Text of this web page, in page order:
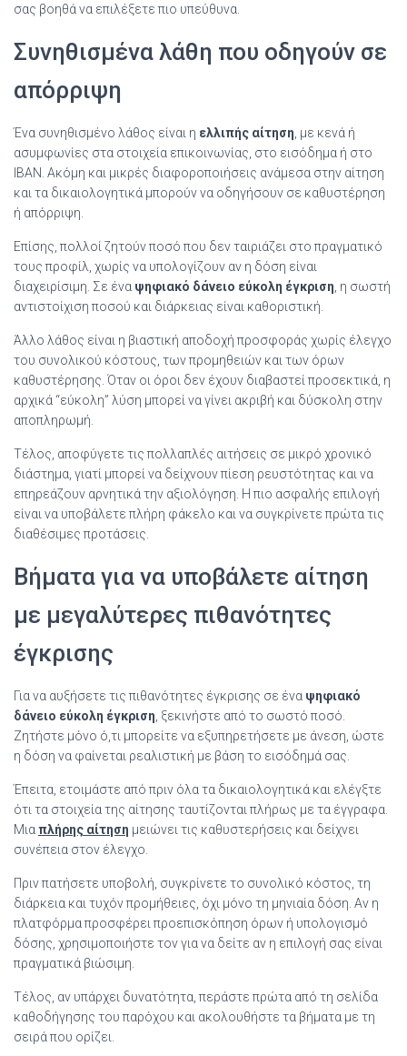
σας βοηθά να επιλέξετε πιο υπεύθυνα.
Συνηθισμένα λάθη που οδηγούν σε
απόρριψη
Ένα συνηθισμένο λάθος είναι η ελλιπής αίτηση , με κενά ή
ασυμφωνίες στα στοιχεία επικοινωνίας, στο εισόδημα ή στο
IBAN. Ακόμη και μικρές διαφοροποιήσεις ανάμεσα στην αίτηση
και τα δικαιολογητικά μπορούν να οδηγήσουν σε καθυστέρηση
ή απόρριψη.
Επίσης, πολλοί ζητούν ποσό που δεν ταιριάζει στο πραγματικό
τους προφίλ, χωρίς να υπολογίζουν αν η δόση είναι
διαχειρίσιμη. Σε ένα ψηφιακό δάνειο εύκολη έγκριση , η σωστή
αντιστοίχιση ποσού και διάρκειας είναι καθοριστική.
Άλλο λάθος είναι η βιαστική αποδοχή προσφοράς χωρίς έλεγχο
του συνολικού κόστους, των προμηθειών και των όρων
καθυστέρησης. Όταν οι όροι δεν έχουν διαβαστεί προσεκτικά, η
αρχικά “εύκολη” λύση μπορεί να γίνει ακριβή και δύσκολη στην
αποπληρωμή.
Τέλος, αποφύγετε τις πολλαπλές αιτήσεις σε μικρό χρονικό
διάστημα, γιατί μπορεί να δείχνουν πίεση ρευστότητας και να
επηρεάζουν αρνητικά την αξιολόγηση. Η πιο ασφαλής επιλογή
είναι να υποβάλετε πλήρη φάκελο και να συγκρίνετε πρώτα τις
διαθέσιμες προτάσεις.
Βήματα για να υποβάλετε αίτηση
με μεγαλύτερες πιθανότητες
έγκρισης
Για να αυξήσετε τις πιθανότητες έγκρισης σε ένα ψηφιακό
δάνειο εύκολη έγκριση , ξεκινήστε από το σωστό ποσό.
Ζητήστε μόνο ό,τι μπορείτε να εξυπηρετήσετε με άνεση, ώστε
η δόση να φαίνεται ρεαλιστική με βάση το εισόδημά σας.
Έπειτα, ετοιμάστε από πριν όλα τα δικαιολογητικά και ελέγξτε
ότι τα στοιχεία της αίτησης ταυτίζονται πλήρως με τα έγγραφα.
Μια πλήρης αίτηση μειώνει τις καθυστερήσεις και δείχνει
συνέπεια στον έλεγχο.
Πριν πατήσετε υποβολή, συγκρίνετε το συνολικό κόστος, τη
διάρκεια και τυχόν προμήθειες, όχι μόνο τη μηνιαία δόση. Αν η
πλατφόρμα προσφέρει προεπισκόπηση όρων ή υπολογισμό
δόσης, χρησιμοποιήστε τον για να δείτε αν η επιλογή σας είναι
πραγματικά βιώσιμη.
Τέλος, αν υπάρχει δυνατότητα, περάστε πρώτα από τη σελίδα
καθοδήγησης του παρόχου και ακολουθήστε τα βήματα με τη
σειρά που ορίζει.